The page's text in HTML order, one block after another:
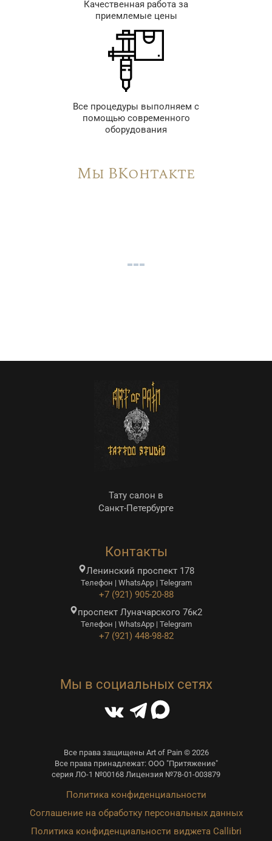
Качественная работа за
приемлемые цены
Все процедуры выполняем с
помощью современного
оборудования
Мы ВКонтакте
Тату салон в
Санкт-Петербурге
Контакты
Ленинский проспект 178
Телефон | WhatsApp | Telegram
+7 (921) 905-20-88
проспект Луначарского 76к2
Телефон | WhatsApp | Telegram
+7 (921) 448-98-82
Мы в социальных сетях
Все права защищены Art of Pain © 2026
Все права принадлежат: ООО "Притяжение"
серия ЛО-1 №00168 Лицензия №78-01-003879
Политика конфиденциальности
Соглашение на обработку персональных данных
Политика конфиденциальности виджета Callibri